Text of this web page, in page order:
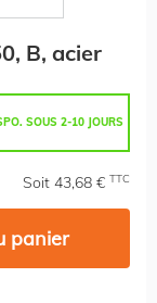
B, acier
SOUS 2-10 JOURS
Soit 43,68 € TTC
panier